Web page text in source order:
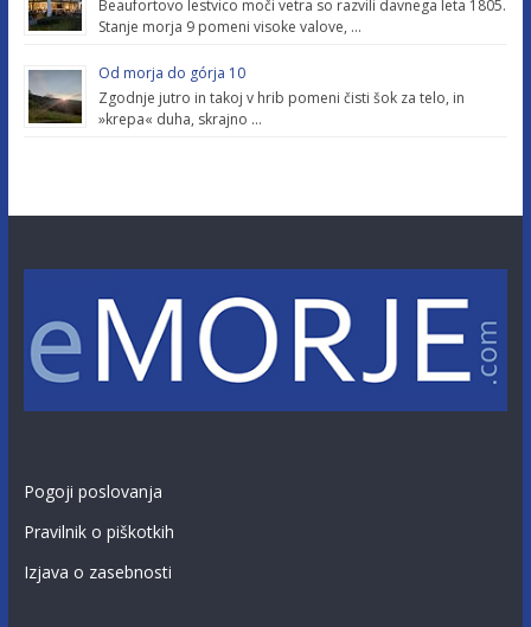
Beaufortovo lestvico moči vetra so razvili davnega leta 1805.
Stanje morja 9 pomeni visoke valove, …
Od morja do górja 10
Zgodnje jutro in takoj v hrib pomeni čisti šok za telo, in
»krepa« duha, skrajno …
Pogoji poslovanja
Pravilnik o piškotkih
Izjava o zasebnosti